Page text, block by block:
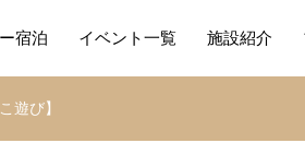
宿泊 イベント一覧 施設紹介
遊び】